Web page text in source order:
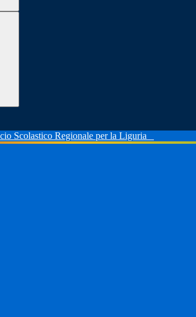
Scolastico Regionale per la Liguria